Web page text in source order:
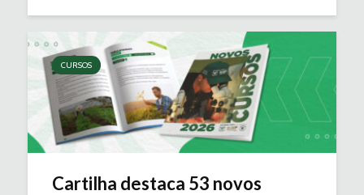
CURSOS
Cartilha destaca 53 novos